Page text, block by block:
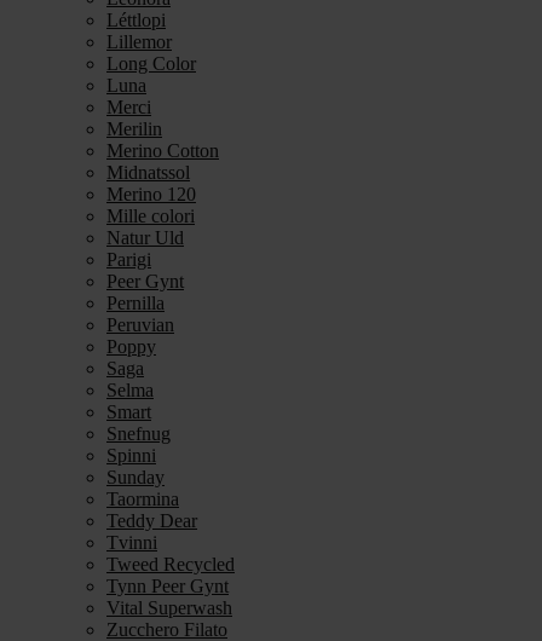
Léttlopi
Lillemor
Long Color
Luna
Merci
Merilin
Merino Cotton
Midnatssol
Merino 120
Mille colori
Natur Uld
Parigi
Peer Gynt
Pernilla
Peruvian
Poppy
Saga
Selma
Smart
Snefnug
Spinni
Sunday
Taormina
Teddy Dear
Tvinni
Tweed Recycled
Tynn Peer Gynt
Vital Superwash
Zucchero Filato